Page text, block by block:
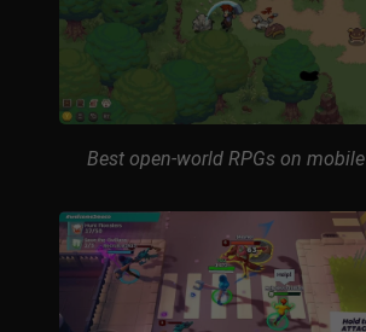
Best open-world RPGs on mobile